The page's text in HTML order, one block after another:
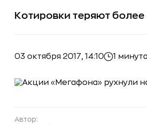
Котировки теряют более
03 октября 2017, 14:10 1 минута
Автор: